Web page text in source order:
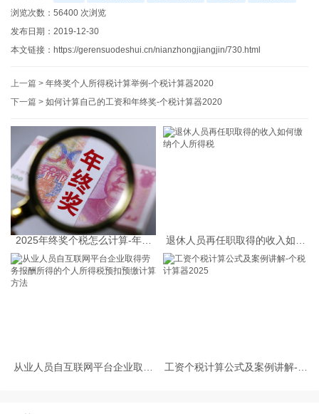
浏览次数： 56400 次浏览
发布日期：2019-12-30
本文链接： https://gerensuodeshui.cn/nianzhongjiangjin/730.html
上一篇 > 年终奖个人所得税计算举例-个税计算器2020
下一篇 > 如何计算自己的工资和年终奖-个税计算器2020
2025年终奖个税怎么计算-年终
退休人员再任职取得的收入如何
从业人员自互联网平台企业取得
工资个税计算公式及案例讲解-个